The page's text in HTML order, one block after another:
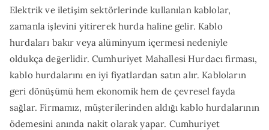
Elektrik ve iletişim sektörlerinde kullanılan kablolar,
zamanla işlevini yitirerek hurda haline gelir. Kablo
hurdaları bakır veya alüminyum içermesi nedeniyle
oldukça değerlidir. Cumhuriyet Mahallesi Hurdacı firması,
kablo hurdalarını en iyi fiyatlardan satın alır. Kabloların
geri dönüşümü hem ekonomik hem de çevresel fayda
sağlar. Firmamız, müşterilerinden aldığı kablo hurdalarının
ödemesini anında nakit olarak yapar. Cumhuriyet